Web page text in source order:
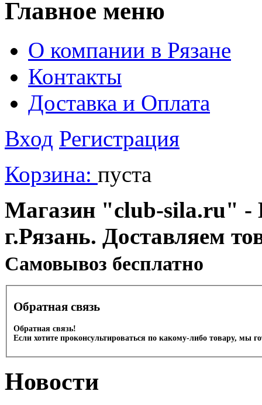
Главное меню
О компании в Рязане
Контакты
Доставка и Оплата
Вход Регистрация
Корзина: пуста
Магазин "club-sila.ru" -
г.Рязань. Доставляем
Cамовывоз бесплатно
Обратная связь
Обратная связь!
Если хотите проконсультироваться по какому-либо товару, мы
Новости